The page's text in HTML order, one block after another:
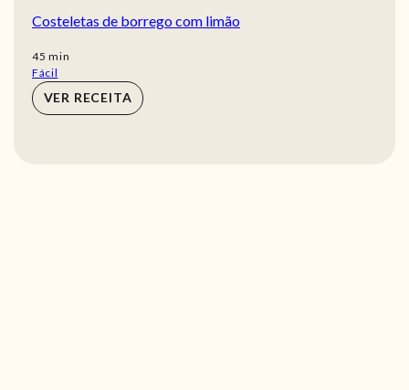
Costeletas de borrego com limão
45 min
min
Fácil
VER RECEITA